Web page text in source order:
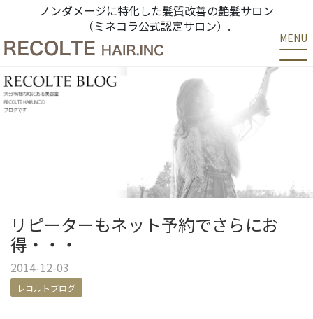
ノンダメージに特化した髪質改善の艶髪サロン
（ミネコラ公式認定サロン）.
MENU
リピーターもネット予約でさらにお
得・・・
2014-12-03
レコルトブログ